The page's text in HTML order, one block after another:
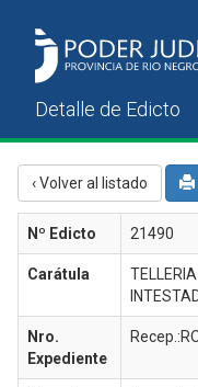
‹ Volver al listado
Nº Edicto 21490
Carátula
Nro.
Expediente